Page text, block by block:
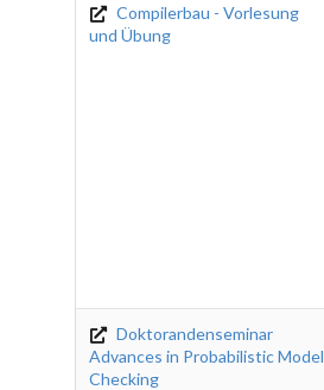
Compilerbau - Vorlesung
und Übung
Doktorandenseminar
Advances in Probabilistic Model
Checking